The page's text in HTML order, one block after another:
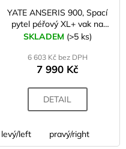
YATE ANSERIS 900, Spací
pytel péřový XL+ vak na
uložení
SKLADEM (>5 ks)
6 603 Kč bez DPH
7 990 Kč
DETAIL
levý/left pravý/right